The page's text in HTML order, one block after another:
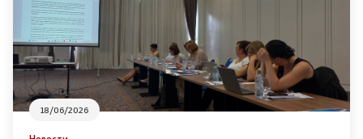
Со еден клик до сите услуги
18/06/2026